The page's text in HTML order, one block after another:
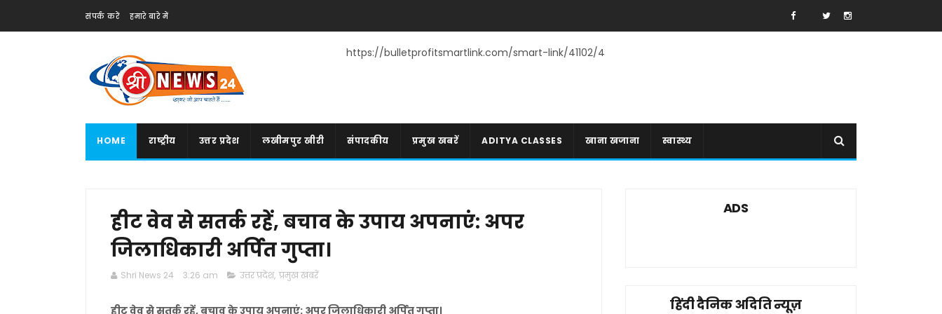
संपर्क करें हमारे बारे में
https://bulletprofitsmartlink.com/smart-link/41102/4
HOME राष्ट्रीय उत्तर प्रदेश लखीमपुर खीरी संपादकीय प्रमुख खबरें ADITYA CLASSES खाना खजाना स्वास्थ्य
हीट वेव से सतर्क रहें, बचाव के उपाय अपनाएं: अपर
जिलाधिकारी अर्पित गुप्ता।
Shri News 24 3:26 am उत्तर प्रदेश, प्रमुख खबरें
हीट वेव से सतर्क रहें, बचाव के उपाय अपनाएं: अपर जिलाधिकारी अर्पित गुप्ता।
ADS
हिंदी दैनिक अदिति न्यूज़